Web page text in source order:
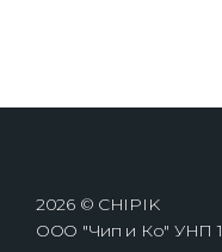
2026 © CHIPIK
ООО "Чип и Ко" УНП